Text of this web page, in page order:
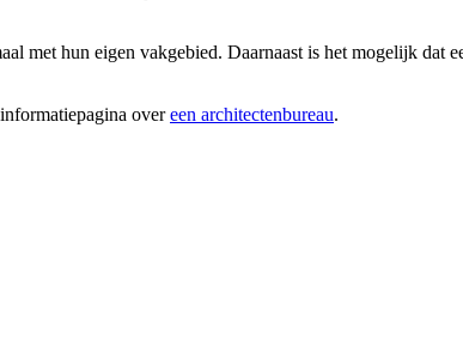
met hun eigen vakgebied. Daarnaast is het mogelijk dat
overeen architectenbureau.